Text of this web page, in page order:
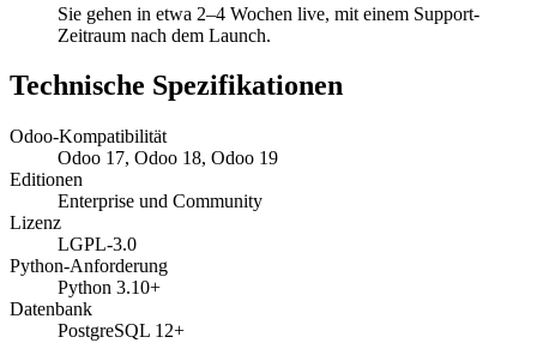
Sie gehen in etwa 2–4 Wochen live, mit einem Support-
Zeitraum nach dem Launch.
Technische Spezifikationen
Odoo-Kompatibilität
Odoo 17, Odoo 18, Odoo 19
Editionen
Enterprise und Community
Lizenz
LGPL-3.0
Python-Anforderung
Python 3.10+
Datenbank
PostgreSQL 12+